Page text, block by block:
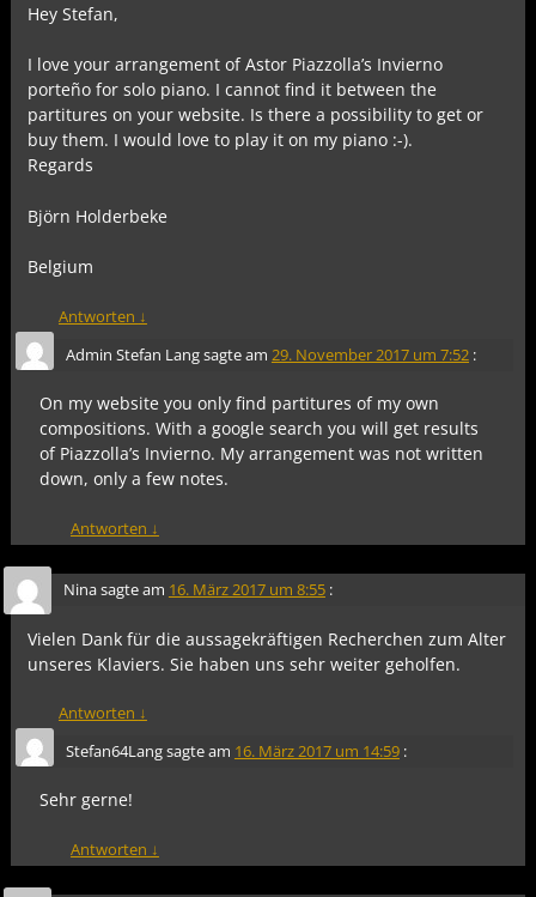
Hey Stefan,
I love your arrangement of Astor Piazzolla’s Invierno
porteño for solo piano. I cannot find it between the
partitures on your website. Is there a possibility to get or
buy them. I would love to play it on my piano :-).
Regards
Björn Holderbeke
Belgium
Antworten ↓
Admin Stefan Langsagte am 29. November 2017 um 7:52 :
On my website you only find partitures of my own
compositions. With a google search you will get results
of Piazzolla’s Invierno. My arrangement was not written
down, only a few notes.
Antworten ↓
Ninasagte am 16. März 2017 um 8:55 :
Vielen Dank für die aussagekräftigen Recherchen zum Alter
unseres Klaviers. Sie haben uns sehr weiter geholfen.
Antworten ↓
Stefan64Langsagte am 16. März 2017 um 14:59 :
Sehr gerne!
Antworten ↓